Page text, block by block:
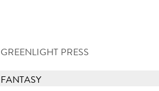
GREENLIGHT PRESS
FANTASY